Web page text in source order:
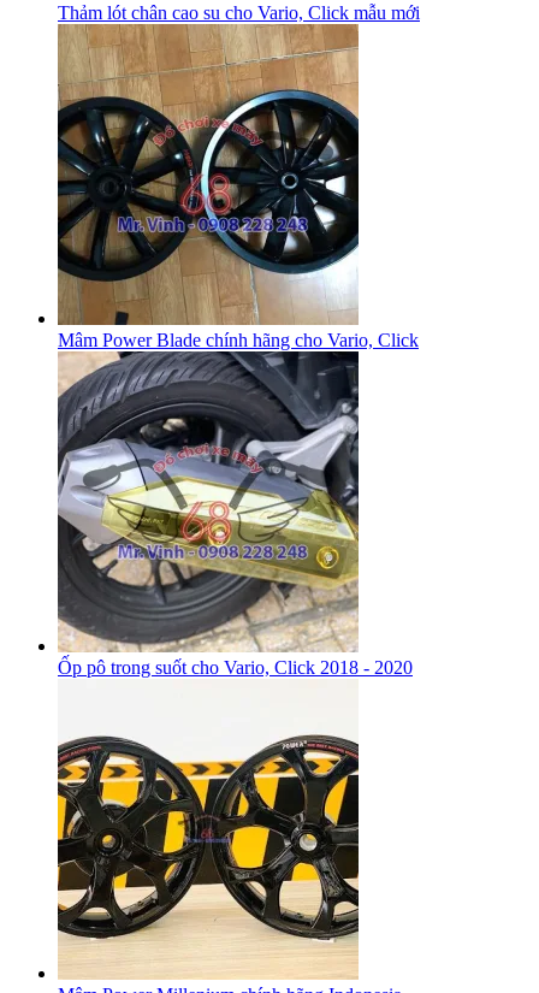
Thảm lót chân cao su cho Vario, Click mẫu mới
Mâm Power Blade chính hãng cho Vario, Click
Ốp pô trong suốt cho Vario, Click 2018 - 2020